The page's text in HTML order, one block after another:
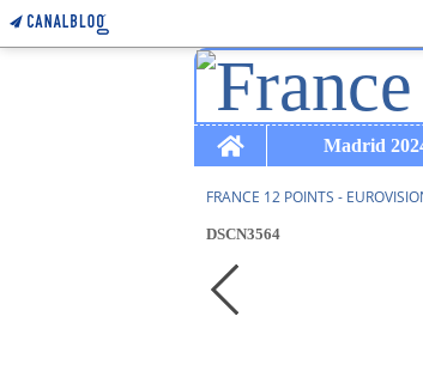
Home
Madrid
FRANCE 12 POINTS -
DSCN3564